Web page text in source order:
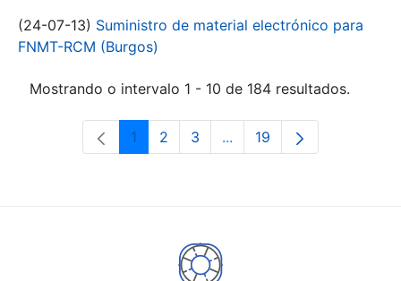
(24-07-13) Suministro de material electrónico para
FNMT-RCM (Burgos)
Mostrando o intervalo 1 - 10 de 184 resultados.
Páxina
1 Páxina
2 Páxina
3 ...Páxinas intermedias Use
Páxina
19